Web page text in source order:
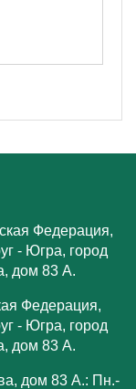
Федерация,
- Югра, город
дом 83 А.
Федерация,
- Югра, город
дом 83 А.
дом 83 А.: Пн.-